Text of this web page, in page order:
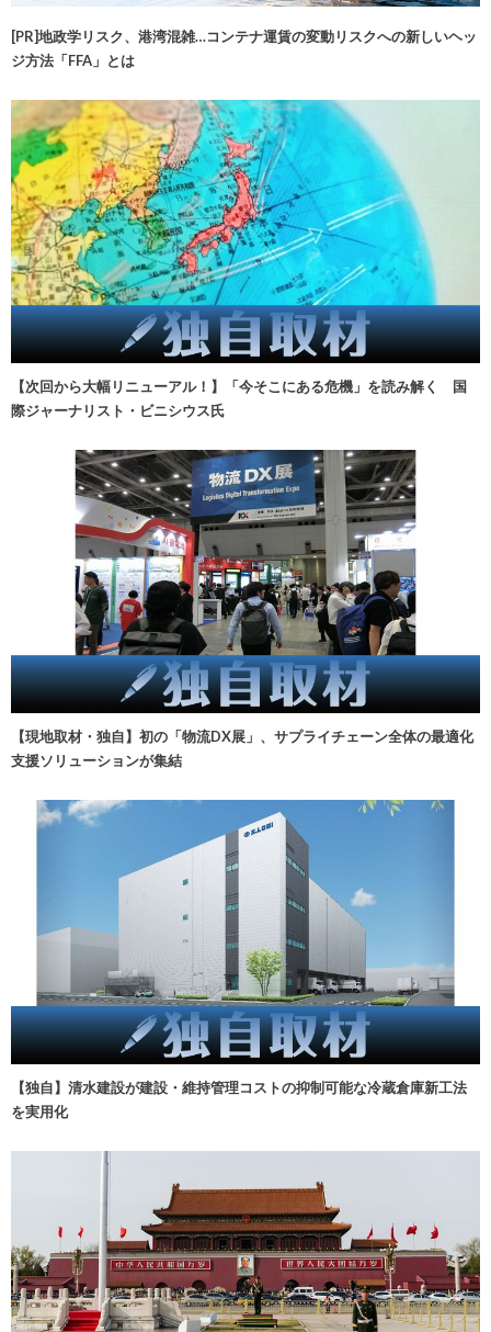
[PR]地政学リスク、港湾混雑…コンテナ運賃の変動リスクへの新しいヘッ
ジ方法「FFA」とは
【次回から大幅リニューアル！】「今そこにある危機」を読み解く 国
際ジャーナリスト・ビニシウス氏
【現地取材・独自】初の「物流DX展」、サプライチェーン全体の最適化
支援ソリューションが集結
【独自】清水建設が建設・維持管理コストの抑制可能な冷蔵倉庫新工法
を実用化